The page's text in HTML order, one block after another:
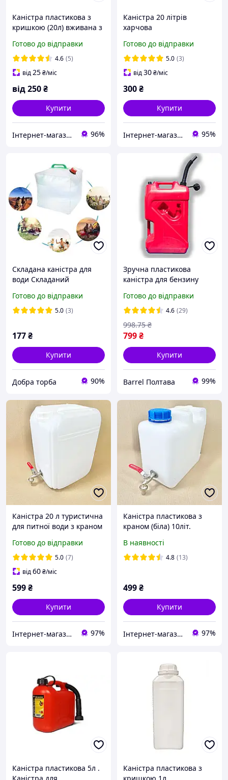
Каністра пластикова з
кришкою (20л) вживана з
Готово до відправки
4.6 (5)
від25₴/міс
від250₴
Купити
Інтернет-магазин "Galchemy" 96%
Каністра 20 літрів
харчова
Готово до відправки
5.0 (3)
від30₴/міс
300₴
Купити
Інтернет-магазин "Хозяин" 95%
Складана каністра для
води Складаний
води з ручкою та краном
10л, 20л
Готово до відправки
5.0 (3)
177₴
Купити
Добра торба 90%
Зручна пластикова
каністра для бензину
спускним отвором для
швидкого зливу
Готово до відправки
4.6 (29)
799₴
998.75 ₴
Купити
Barrel Полтава 99%
Каністра 20 л туристична
для питної води з краном
ПРОДАЖУ!!
Готово до відправки
5.0 (7)
від60₴/міс
599₴
Купити
Інтернет-магазин "KrazAuto" 97%
Каністра пластикова з
краном (біла) 10літ.
В наявності
4.8 (13)
499₴
Купити
Інтернет-магазин "Деталіон" 97%
Каністра пластикова 5л .
Каністра пластикова з